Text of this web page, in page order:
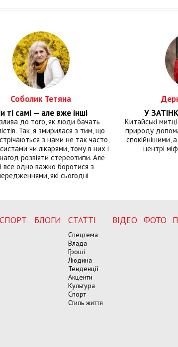
Соболик Тетяна
ті самі — але вже інші
до того, як люди бачать
Так, я змирилася з тим, що
з нами не так часто,
чи лікарями, тому в них і
розвіяти стереотипи. Але
все одно важко боротися з
які сьогодні
У
Китайські
природу
спокійнішими,
центрі
СПОРТ БЛОГИ СТАТТІ
Спецтема
Влада
Гроші
Людина
Тенденції
Акценти
Культура
Спорт
Стиль життя
ВІДЕО ФОТО